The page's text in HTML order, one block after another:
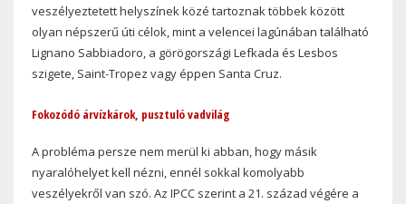
veszélyeztetett helyszínek közé tartoznak többek között
olyan népszerű úti célok, mint a velencei lagúnában található
Lignano Sabbiadoro, a görögországi Lefkada és Lesbos
szigete, Saint-Tropez vagy éppen Santa Cruz.
Fokozódó árvízkárok, pusztuló vadvilág
A probléma persze nem merül ki abban, hogy másik
nyaralóhelyet kell nézni, ennél sokkal komolyabb
veszélyekről van szó. Az IPCC szerint a 21. század végére a